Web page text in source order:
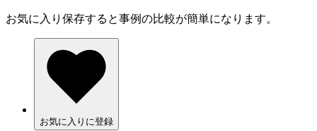
お気に入り保存すると事例の比較が簡単になります。
お気に入りに登録